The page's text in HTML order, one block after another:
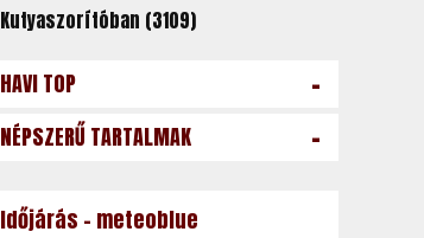
Kutyaszorítóban (3109)
HAVI TOP -
NÉPSZERŰ TARTALMAK -
Időjárás - meteoblue